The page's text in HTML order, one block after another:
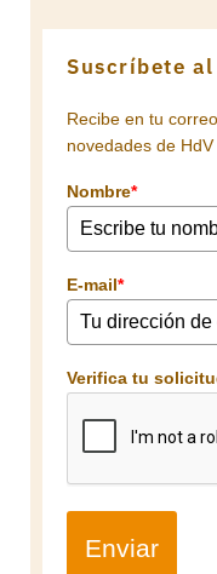
Suscríbete
Recibe en tu
novedades de
Nombre*
E-mail*
Verifica tu
Enviar